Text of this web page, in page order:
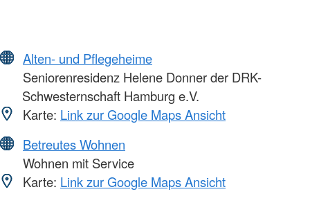
Alten- und Pflegeheime
Seniorenresidenz Helene Donner der DRK-
Schwesternschaft Hamburg e.V.
Karte: Link zur Google Maps Ansicht
Betreutes Wohnen
Wohnen mit Service
Karte: Link zur Google Maps Ansicht